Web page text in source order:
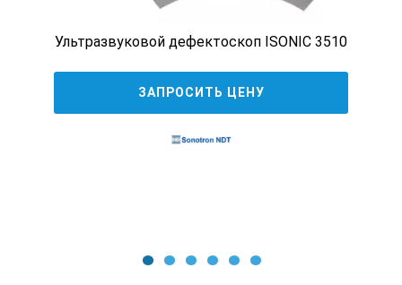
Стандартные комплектующие:
OmniScan MX и модуль ECA/ECT
Программное обеспечение MXB
Адаптер преобразователя BondMaster для
Ультразвуковой дефектоскоп ISONIC 3510
ЗАПРОСИТЬ ЦЕНУ